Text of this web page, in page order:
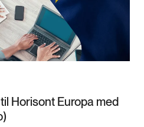
Horisont Europa med